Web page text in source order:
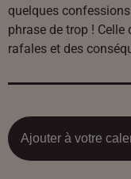
quelques
phrase de trop !
rafales et des
Ajouter à votre